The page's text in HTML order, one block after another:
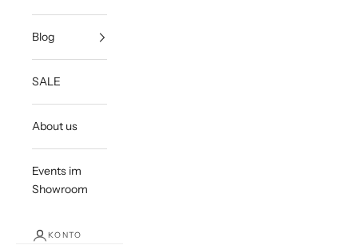
Blog
SALE
About us
Events im
Showroom
KONTO